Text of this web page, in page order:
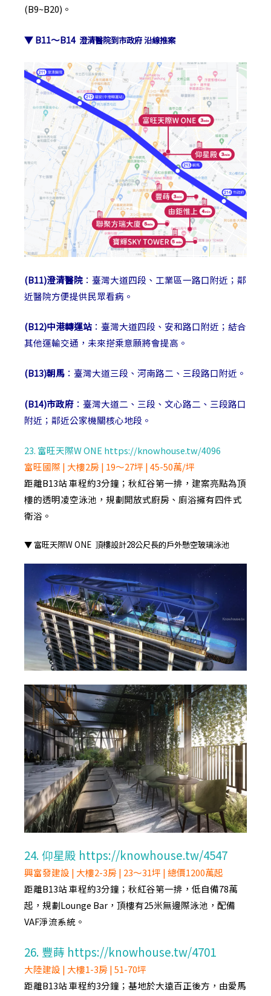
(B9~B20)。
▼ B11～B14 澄清醫院到市政府 沿線推案
(B11)澄清醫院 ：臺灣大道四段、工業區一路口附近；鄰
近醫院方便提供民眾看病。
(B12)中港轉運站 ：臺灣大道四段、安和路口附近；結合
其他運輸交通，未來搭乘意願將會提高。
(B13)朝馬 ：臺灣大道三段、河南路二、三段路口附近。
(B14)市政府 ：臺灣大道二、三段、文心路二、三段路口
附近；鄰近公家機關核心地段。
23. 富旺天際W ONE https://knowhouse.tw/4096
富旺國際 | 大樓2房 | 19～27坪 | 45-50萬/坪
距離B13站 車程約3分鐘；秋紅谷第一排，建案亮點為頂
樓的透明凌空泳池，規劃開放式廚房、廁浴擁有四件式
衛浴。
▼ 富旺天際W ONE 頂樓設計28公尺長的戶外懸空玻璃泳池
24. 仰星殿 https://knowhouse.tw/4547
興富發建設 | 大樓2-3房 | 23～31坪 | 總價1200萬起
距離B13站 車程約3分鐘；秋紅谷第一排，低自備78萬
起，規劃Lounge Bar，頂樓有25米無邊際泳池，配備
VAF淨流系統。
26. 豐蒔 https://knowhouse.tw/4701
大陸建設 | 大樓1-3房 | 51-70坪
距離B13站 車程約3分鐘；基地於大遠百正後方，由愛馬